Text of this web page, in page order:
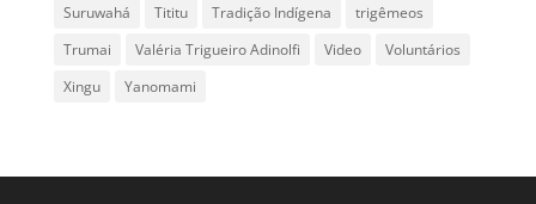
Suruwahá
Tititu Tradição Indígena
trigêmeos
Trumai
Valéria Trigueiro Adinolfi Video
Voluntários
Xingu
Yanomami